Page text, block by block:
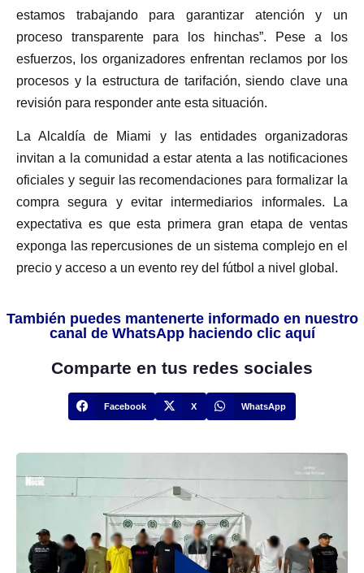
estamos trabajando para garantizar atención y un
proceso transparente para los hinchas”. Pese a los
esfuerzos, los organizadores enfrentan reclamos por los
procesos y la estructura de tarifación, siendo clave una
revisión para responder ante esta situación.
La Alcaldía de Miami y las entidades organizadoras
invitan a la comunidad a estar atenta a las notificaciones
oficiales y seguir las recomendaciones para formalizar la
compra segura y evitar intermediarios informales. La
expectativa es que esta primera gran etapa de ventas
exponga las repercusiones de un sistema complejo en el
precio y acceso a un evento rey del fútbol a nivel global.
También puedes mantenerte informado en nuestro
canal de WhatsApp haciendo clic aquí
Comparte en tus redes sociales
Facebook X WhatsApp